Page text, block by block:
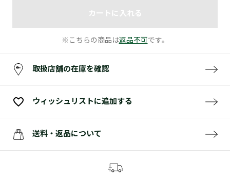
カートに入れる
※こちらの商品は返品不可 です。
取扱店舗の在庫を確認
ウィッシュリストに追加する
送料・返品について